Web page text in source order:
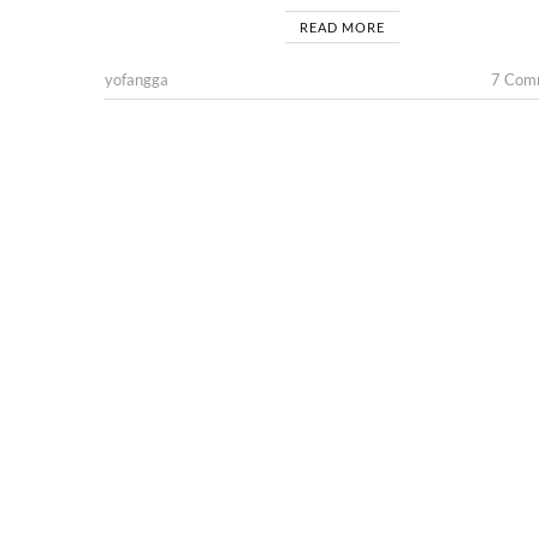
READ MORE
yofangga 7